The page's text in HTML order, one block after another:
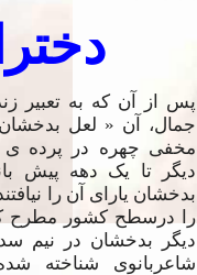
پس از آن که به تعبیر
جمال، آن « لعل
مخفی چهره در پرده ی
دیگر تا یک دهه پیش
بدخشان یارای آن را
را درسطح کشور مطرح
دیگر بدخشان در نیم
شاعربانوی شناخته